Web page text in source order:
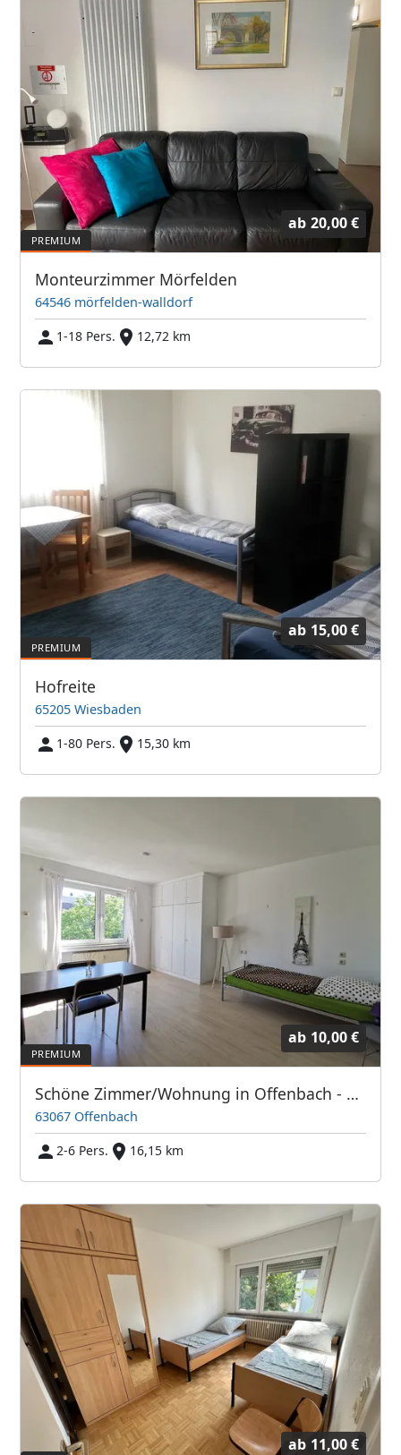
ab 20,00 €
Monteurzimmer Mörfelden
64546 mörfelden-walldorf
1-18 Pers.
12,72 km
ab 15,00 €
Hofreite
65205 Wiesbaden
1-80 Pers.
15,30 km
ab 10,00 €
Schöne Zimmer/Wohnung in Offenbach - Direkt bei Frankfurt/Main
63067 Offenbach
2-6 Pers.
16,15 km
ab 11,00 €